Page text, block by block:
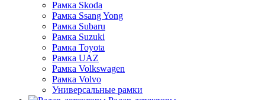
Рамка Skoda
Рамка Ssang Yong
Рамка Subaru
Рамка Suzuki
Рамка Toyota
Рамка UAZ
Рамка Volkswagen
Рамка Volvo
Универсальные рамки